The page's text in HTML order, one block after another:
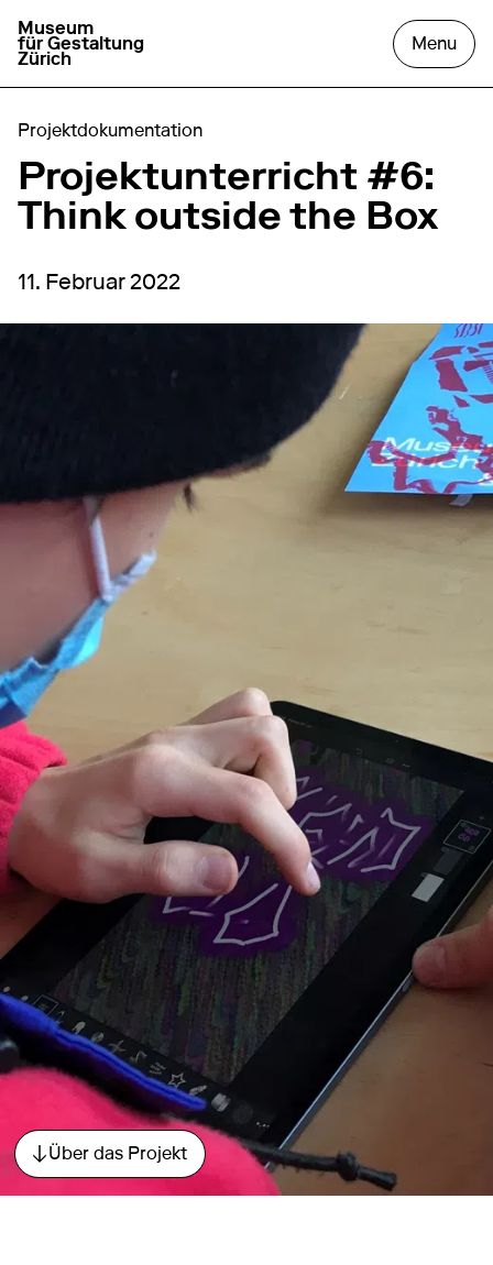
aller à la page d'accueil
Museum
für Gestaltung
Zürich
Menu
Projektdokumentation
Projektunterricht #6:
Think outside the Box
11. Februar 2022
Über das Projekt
Direkt zum Abschnitt springen.